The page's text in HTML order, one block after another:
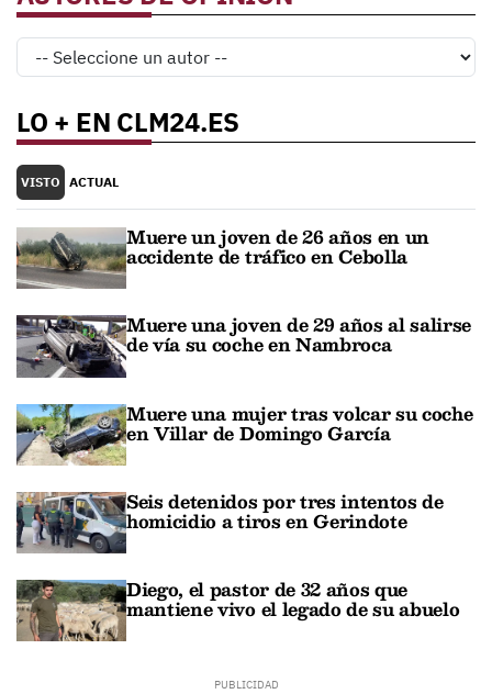
LO + EN CLM24.ES
VISTO ACTUAL
Muere un joven de 26 años en un
accidente de tráfico en Cebolla
Muere una joven de 29 años al salirse
de vía su coche en Nambroca
Muere una mujer tras volcar su coche
en Villar de Domingo García
Seis detenidos por tres intentos de
homicidio a tiros en Gerindote
Diego, el pastor de 32 años que
mantiene vivo el legado de su abuelo